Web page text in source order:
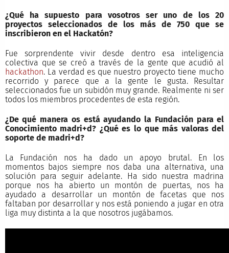
¿Qué ha supuesto para vosotros ser uno de los 20
proyectos seleccionados de los más de 750 que se
inscribieron en el Hackatón?
Fue sorprendente vivir desde dentro esa inteligencia
colectiva que se creó a través de la gente que acudió al
hackathon. La verdad es que nuestro proyecto tiene mucho
recorrido y parece que a la gente le gusta. Resultar
seleccionados fue un subidón muy grande. Realmente ni ser
todos los miembros procedentes de esta región.
¿De qué manera os está ayudando la Fundación para el
Conocimiento madri+d? ¿Qué es lo que más valoras del
soporte de madri+d?
La Fundación nos ha dado un apoyo brutal. En los
momentos bajos siempre nos daba una alternativa, una
solución para seguir adelante. Ha sido nuestra madrina
porque nos ha abierto un montón de puertas, nos ha
ayudado a desarrollar un montón de facetas que nos
faltaban por desarrollar y nos está poniendo a jugar en otra
liga muy distinta a la que nosotros jugábamos.